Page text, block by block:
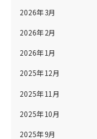
2026年3月
2026年2月
2026年1月
2025年12月
2025年11月
2025年10月
2025年9月